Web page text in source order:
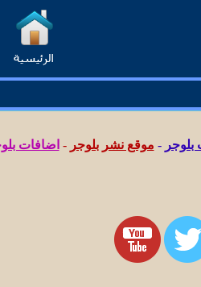
بلوجر - موقع نشر بلوجر - اضافات